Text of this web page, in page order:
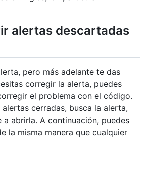
alertas descartadas
pero más adelante te das
corregir la alerta, puedes
el problema con el código.
cerradas, busca la alerta,
a abrirla. A continuación, puedes
la misma manera que cualquier